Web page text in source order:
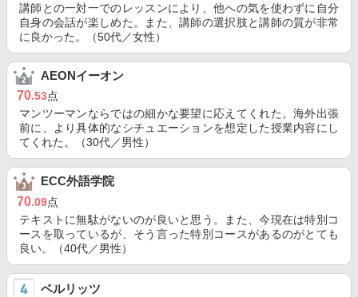
講師との一対一でのレッスンにより、他への気を使わずに自分
自身の会話が楽しめた。また、講師の選択肢と講師の質が非常
に良かった。（50代／女性）
AEONイーオン
70.53点
マンツーマンならではの細かな要望に応えてくれた。海外出張
前に、より具体的なシチュエーションを想定した授業内容にし
てくれた。（30代／男性）
ECC外語学院
70.09点
テキストに無駄がないのが良いと思う。また、今現在は特別コ
ースを取っているが、そう言った特別コースがあるのがとても
良い。（40代／男性）
ベルリッツ